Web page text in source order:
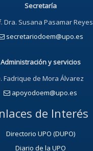
Secretaría
Dra. Susana Pasamar Reyes
secretariodoem@upo.es
Administración y servicios
Fadrique de Mora Álvarez
apoyodoem@upo.es
de Interés
Directorio UPO (DUPO)
Diario de la UPO